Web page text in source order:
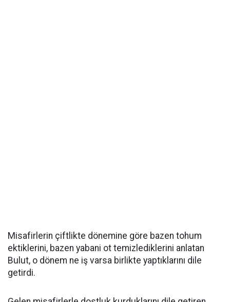
Misafirlerin çiftlikte dönemine göre bazen tohum
ektiklerini, bazen yabani ot temizlediklerini anlatan
Bulut, o dönem ne iş varsa birlikte yaptıklarını dile
getirdi.